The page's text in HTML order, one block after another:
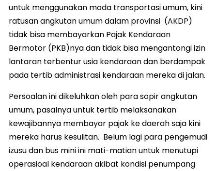
untuk menggunakan moda transportasi umum, kini
ratusan angkutan umum dalam provinsi (AKDP)
tidak bisa membayarkan Pajak Kendaraan
Bermotor (PKB)nya dan tidak bisa mengantongi izin
lantaran terbentur usia kendaraan dan berdampak
pada tertib administrasi kendaraan mereka di jalan.
Persoalan ini dikeluhkan oleh para sopir angkutan
umum, pasalnya untuk tertib melaksanakan
kewajibannya membayar pajak ke daerah saja kini
mereka harus kesulitan. Belum lagi para pengemudi
izusu dan bus mini ini mati-matian untuk menutupi
operasioal kendaraan akibat kondisi penumpang